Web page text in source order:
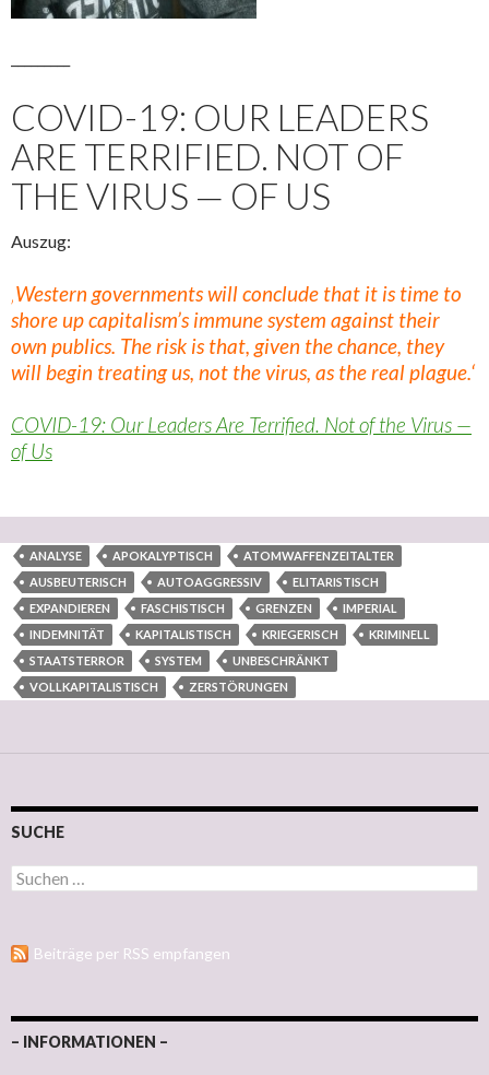
COVID-19: OUR LEADERS
ARE TERRIFIED. NOT OF
THE VIRUS — OF US
Auszug:
‚Western governments will conclude that it is time to
shore up capitalism’s immune system against their
own publics. The risk is that, given the chance, they
will begin treating us, not the virus, as the real plague.‘
COVID-19: Our Leaders Are Terrified. Not of the Virus —
of Us
ANALYSE APOKALYPTISCH
ATOMWAFFENZEITALTER
AUSBEUTERISCH
AUTOAGGRESSIV
ELITARISTISCH
EXPANDIEREN
FASCHISTISCH GRENZEN
IMPERIAL
INDEMNITÄT
KAPITALISTISCH KRIEGERISCH
KRIMINELL
STAATSTERROR
SYSTEM
UNBESCHRÄNKT
VOLLKAPITALISTISCH
ZERSTÖRUNGEN
SUCHE
Suchen nach:
Beiträge per RSS empfangen
– INFORMATIONEN –